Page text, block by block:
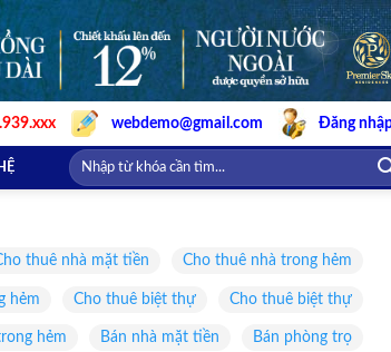
webdemo@gmail.com Đăng
thuê nhà mặt tiền Cho thuê nhà trong hẻm
hẻm Cho thuê biệt thự Cho thuê biệt thự
hẻm Bán nhà mặt tiền Bán phòng trọ